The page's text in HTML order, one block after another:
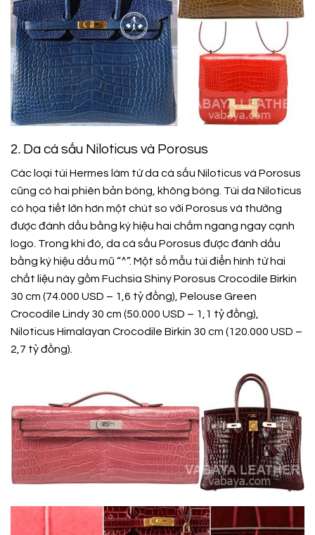
2. Da cá sấu Niloticus và Porosus
Các loại túi Hermes làm từ da cá sấu Niloticus và Porosus
cũng có hai phiên bản bóng, không bóng. Túi da Niloticus
có họa tiết lớn hơn một chút so với Porosus và thường
được đánh dấu bằng ký hiệu hai chấm ngang ngay cạnh
logo. Trong khi đó, da cá sấu Porosus được đánh dấu
bằng ký hiệu dấu mũ “^”. Một số mẫu túi điển hình từ hai
chất liệu này gồm Fuchsia Shiny Porosus Crocodile Birkin
30 cm (74.000 USD – 1,6 tỷ đồng), Pelouse Green
Crocodile Lindy 30 cm (50.000 USD – 1,1 tỷ đồng),
Niloticus Himalayan Crocodile Birkin 30 cm (120.000 USD –
2,7 tỷ đồng).